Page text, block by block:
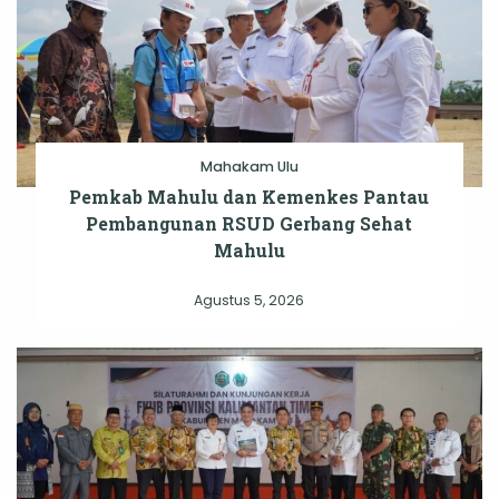
Mahakam Ulu
Pemkab Mahulu dan Kemenkes Pantau
Pembangunan RSUD Gerbang Sehat
Mahulu
Agustus 5, 2026